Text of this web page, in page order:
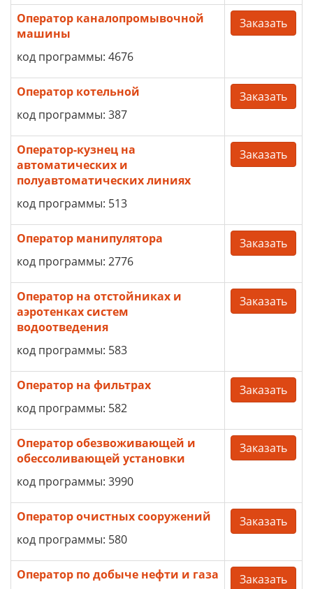
Оператор каналопромывочной
машины
код программы: 4676
Заказать
Оператор котельной
код программы: 387
Заказать
Оператор-кузнец на
автоматических и
полуавтоматических линиях
код программы: 513
Заказать
Оператор манипулятора
код программы: 2776
Заказать
Оператор на отстойниках и
аэротенках систем
водоотведения
код программы: 583
Заказать
Оператор на фильтрах
код программы: 582
Заказать
Оператор обезвоживающей и
обессоливающей установки
код программы: 3990
Заказать
Оператор очистных сооружений
код программы: 580
Заказать
Оператор по добыче нефти и газа
Заказать